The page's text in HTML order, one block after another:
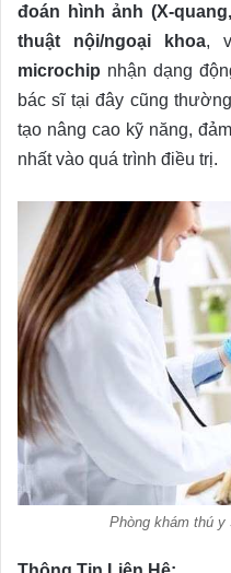
đoán hình ảnh (X-
thuật nội/ngoại khoa,
microchip nhận dạng
bác sĩ tại đây cũng
tạo nâng cao kỹ năng,
nhất vào quá trình điều trị.
Phòng khám thú y